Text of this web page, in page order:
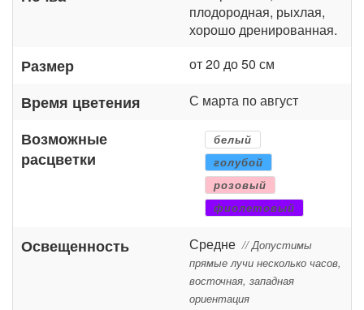
плодородная, рыхлая,
хорошо дренированная.
Размер от 20 до 50 см
Время цветения С марта по август
Возможные
расцветки
белый
голубой
розовый
фиолетовый
Освещенность Средне // Допустимы
прямые лучи несколько часов,
восточная, западная
ориентация